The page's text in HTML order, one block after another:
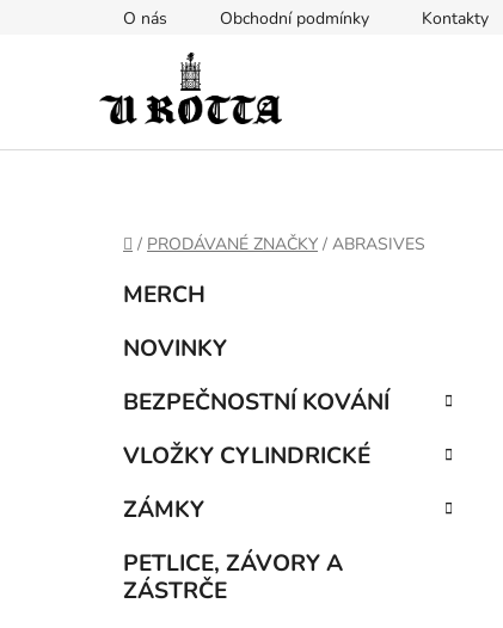
O nás Obchodní podmínky Kontakty
DOMŮ
/ PRODÁVANÉ ZNAČKY / ABRASIVES
Přeskočit
kategorie
MERCH
NOVINKY
BEZPEČNOSTNÍ KOVÁNÍ
VLOŽKY CYLINDRICKÉ
ZÁMKY
PETLICE, ZÁVORY A
ZÁSTRČE